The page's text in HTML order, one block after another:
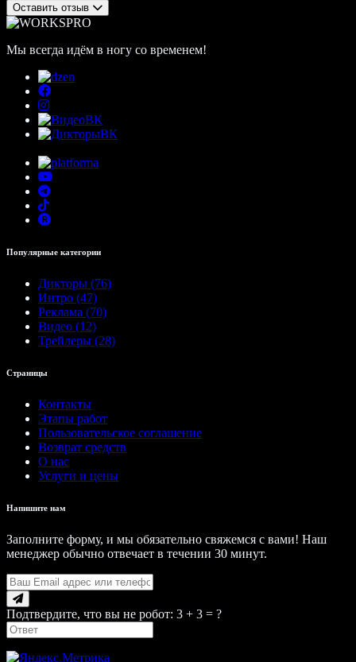
Оставить отзыв
Мы всегда идём в ногу со временем!
Популярные категории
Дикторы (76)
Интро (47)
Реклама (70)
Видео (12)
Трейлеры (28)
Страницы
Контакты
Этапы работ
Пользовательское соглашение
Возврат средств
О нас
Услуги и цены
Напишите нам
Заполните форму, и мы обязательно свяжемся с вами! Наш
менеджер обычно отвечает в течении 30 минут.
Подтвердите, что вы не робот: 3 + 3 = ?